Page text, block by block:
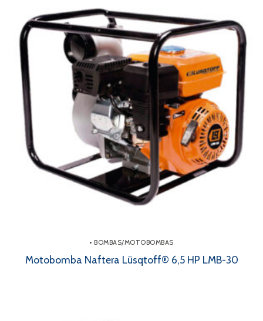
• BOMBAS/MOTOBOMBAS
Motobomba Naftera Lüsqtoff® 6,5 HP LMB-30